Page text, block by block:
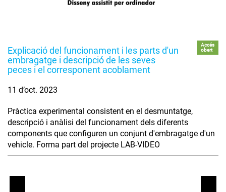
Explicació del funcionament i les parts d'un
embragatge i descripció de les seves
peces i el corresponent acoblament
Accés
obert
11 d’oct. 2023
Pràctica experimental consistent en el desmuntatge,
descripció i anàlisi del funcionament dels diferents
components que configuren un conjunt d'embragatge d'un
vehicle. Forma part del projecte LAB-VIDEO